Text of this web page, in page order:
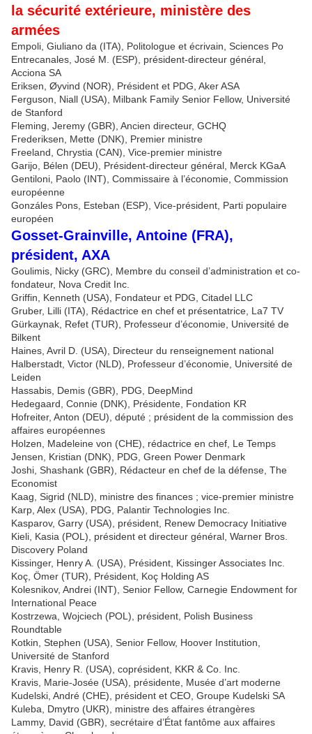
la sécurité extérieure, ministère des
armées
Empoli, Giuliano da (ITA), Politologue et écrivain, Sciences Po
Entrecanales, José M. (ESP), président-directeur général,
Acciona SA
Eriksen, Øyvind (NOR), Président et PDG, Aker ASA
Ferguson, Niall (USA), Milbank Family Senior Fellow, Université
de Stanford
Fleming, Jeremy (GBR), Ancien directeur, GCHQ
Frederiksen, Mette (DNK), Premier ministre
Freeland, Chrystia (CAN), Vice-premier ministre
Garijo, Bélen (DEU), Président-directeur général, Merck KGaA
Gentiloni, Paolo (INT), Commissaire à l’économie, Commission
européenne
Gonzáles Pons, Esteban (ESP), Vice-président, Parti populaire
européen
Gosset-Grainville, Antoine (FRA),
président, AXA
Goulimis, Nicky (GRC), Membre du conseil d’administration et co-
fondateur, Nova Credit Inc.
Griffin, Kenneth (USA), Fondateur et PDG, Citadel LLC
Gruber, Lilli (ITA), Rédactrice en chef et présentatrice, La7 TV
Gürkaynak, Refet (TUR), Professeur d’économie, Université de
Bilkent
Haines, Avril D. (USA), Directeur du renseignement national
Halberstadt, Victor (NLD), Professeur d’économie, Université de
Leiden
Hassabis, Demis (GBR), PDG, DeepMind
Hedegaard, Connie (DNK), Présidente, Fondation KR
Hofreiter, Anton (DEU), député ; président de la commission des
affaires européennes
Holzen, Madeleine von (CHE), rédactrice en chef, Le Temps
Jensen, Kristian (DNK), PDG, Green Power Denmark
Joshi, Shashank (GBR), Rédacteur en chef de la défense, The
Economist
Kaag, Sigrid (NLD), ministre des finances ; vice-premier ministre
Karp, Alex (USA), PDG, Palantir Technologies Inc.
Kasparov, Garry (USA), président, Renew Democracy Initiative
Kieli, Kasia (POL), président et directeur général, Warner Bros.
Discovery Poland
Kissinger, Henry A. (USA), Président, Kissinger Associates Inc.
Koç, Ömer (TUR), Président, Koç Holding AS
Kolesnikov, Andrei (INT), Senior Fellow, Carnegie Endowment for
International Peace
Kostrzewa, Wojciech (POL), président, Polish Business
Roundtable
Kotkin, Stephen (USA), Senior Fellow, Hoover Institution,
Université de Stanford
Kravis, Henry R. (USA), coprésident, KKR & Co. Inc.
Kravis, Marie-Josée (USA), présidente, Musée d’art moderne
Kudelski, André (CHE), président et CEO, Groupe Kudelski SA
Kuleba, Dmytro (UKR), ministre des affaires étrangères
Lammy, David (GBR), secrétaire d’État fantôme aux affaires